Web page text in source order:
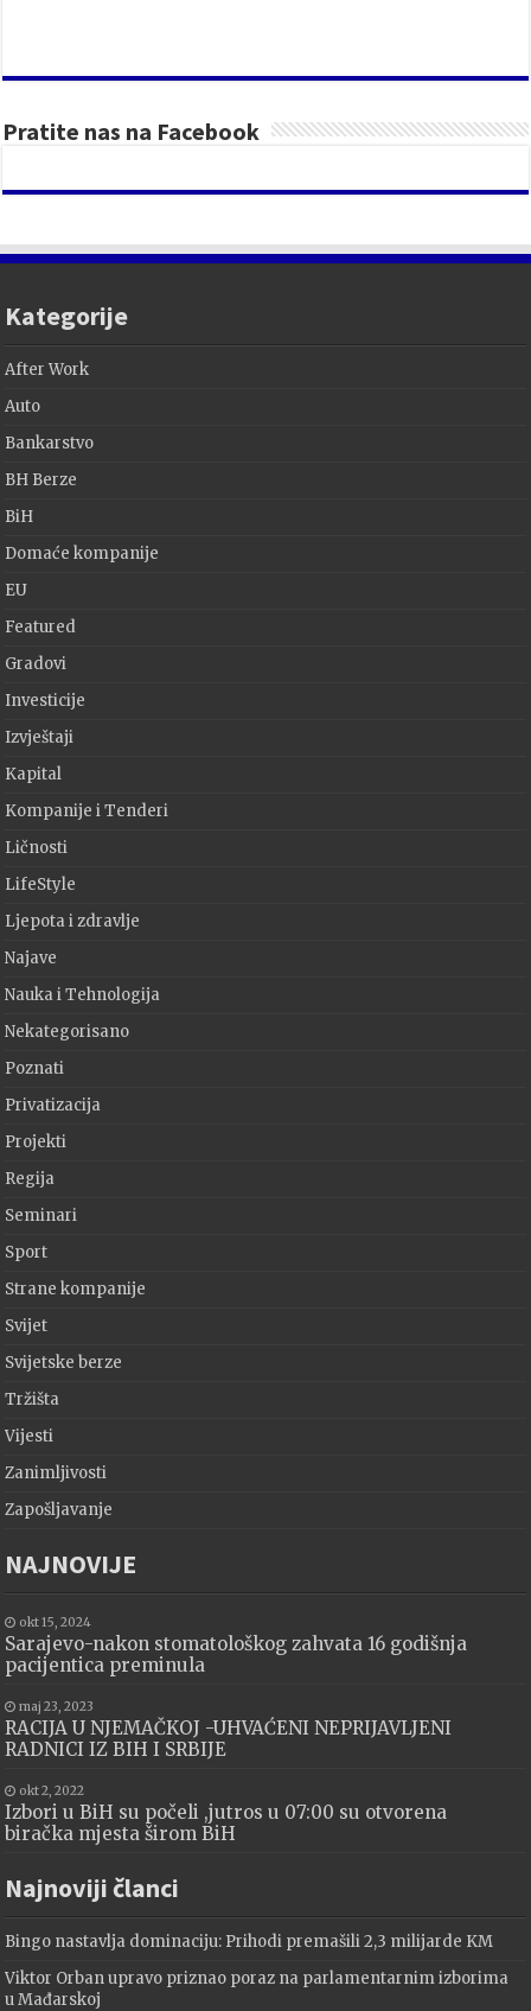
Pratite nas na Facebook
Kategorije
After Work
Auto
Bankarstvo
BH Berze
BiH
Domaće kompanije
EU
Featured
Gradovi
Investicije
Izvještaji
Kapital
Kompanije i Tenderi
Ličnosti
LifeStyle
Ljepota i zdravlje
Najave
Nauka i Tehnologija
Nekategorisano
Poznati
Privatizacija
Projekti
Regija
Seminari
Sport
Strane kompanije
Svijet
Svijetske berze
Tržišta
Vijesti
Zanimljivosti
Zapošljavanje
NAJNOVIJE
okt 15, 2024
Sarajevo-nakon stomatološkog zahvata 16 godišnja
pacijentica preminula
maj 23, 2023
RACIJA U NJEMAČKOJ -UHVAĆENI NEPRIJAVLJENI
RADNICI IZ BIH I SRBIJE
okt 2, 2022
Izbori u BiH su počeli ,jutros u 07:00 su otvorena
biračka mjesta širom BiH
Najnoviji članci
Bingo nastavlja dominaciju: Prihodi premašili 2,3 milijarde KM
Viktor Orban upravo priznao poraz na parlamentarnim izborima
u Mađarskoj